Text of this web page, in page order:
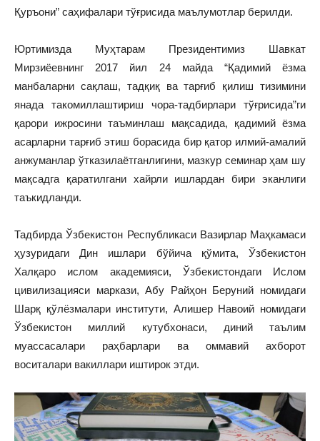
Қуръони” саҳифалари тўғрисида маълумотлар берилди.
Юртимизда Муҳтарам Президентимиз Шавкат
Мирзиёевнинг 2017 йил 24 майда “Қадимий ёзма
манбаларни сақлаш, тадқиқ ва тарғиб қилиш тизимини
янада такомиллаштириш чора-тадбирлари тўғрисида”ги
қарори ижросини таъминлаш мақсадида, қадимий ёзма
асарларни тарғиб этиш борасида бир қатор илмий-амалий
анжуманлар ўтказилаётганлигини, мазкур семинар ҳам шу
мақсадга қаратилгани хайрли ишлардан бири эканлиги
таъкидланди.
Тадбирда Ўзбекистон Республикаси Вазирлар Маҳкамаси
ҳузуридаги Дин ишлари бўйича қўмита, Ўзбекистон
Халқаро ислом академияси, Ўзбекистондаги Ислом
цивилизацияси маркази, Абу Райҳон Беруний номидаги
Шарқ қўлёзмалари институти, Алишер Навоий номидаги
Ўзбекистон миллий кутубхонаси, диний таълим
муассасалари раҳбарлари ва оммавий ахборот
воситалари вакиллари иштирок этди.